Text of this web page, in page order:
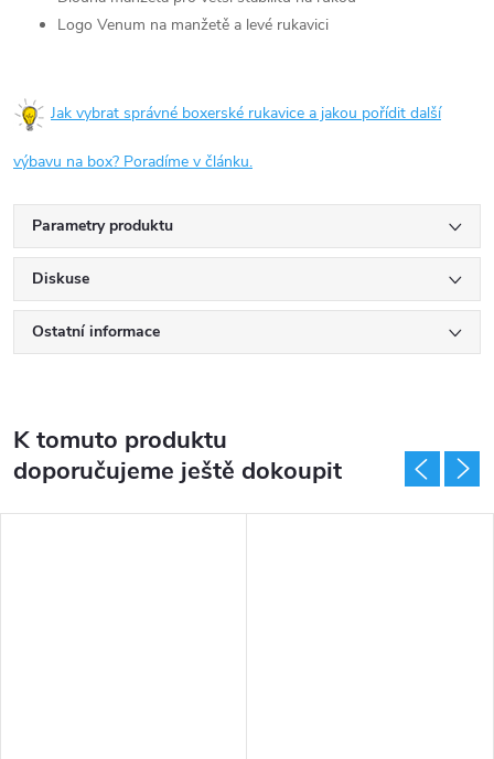
Logo Venum na manžetě a levé rukavici
Jak vybrat správné boxerské rukavice a jakou pořídit další
výbavu na box? Poradíme v článku.
Parametry produktu
Diskuse
Ostatní informace
K tomuto produktu
doporučujeme ještě dokoupit